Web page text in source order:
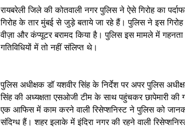
रायबरेली जिले की कोतवाली नगर पुलिस ने ऐसे गिरोह का
गिरोह के तार मुंबई से जुड़े बताये जा रहे हैं। पुलिस ने इस
वीज़ा और कंप्यूटर बरामद किया है। पुलिस इस मामले में
गतिविधियों में तो नहीं संलिप्त थे।
पुलिस अधीक्षक डॉ यशवीर सिंह के निर्देश पर अपर पुलिस
सिंह की अध्यक्षता एसओजी टीम के साथ पहुंचकर छापेमारी की
एक आफिस में काम करने वाली रिसेप्शनिस्ट ने पुलिस को
संदिग्ध हैं। शहर इलाके में इंदिरा नगर की रहने वाली